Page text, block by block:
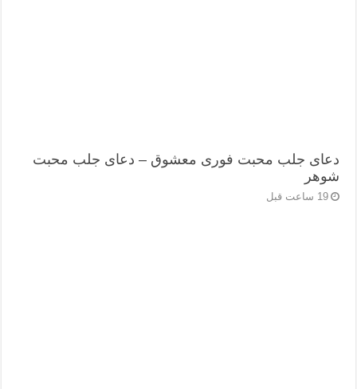
دعای جلب محبت فوری معشوق – دعای جلب محبت
شوهر
19 ساعت قبل